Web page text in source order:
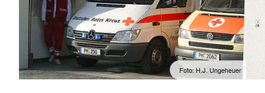
Foto: H.J. Ungeheuer